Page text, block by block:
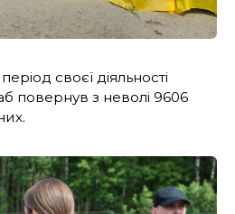
своєї діяльності
повернув з неволі 9606